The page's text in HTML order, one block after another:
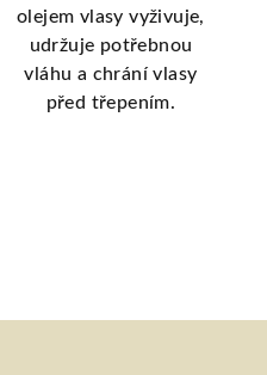
olejem vlasy vyživuje,
udržuje potřebnou
vláhu a chrání vlasy
před třepením.